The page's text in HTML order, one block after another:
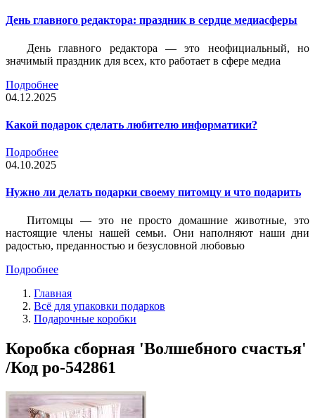
День главного редактора: праздник в сердце медиасферы
День главного редактора — это неофициальный, но
значимый праздник для всех, кто работает в сфере медиа
Подробнее
04.12.2025
Какой подарок сделать любителю информатики?
Подробнее
04.10.2025
Нужно ли делать подарки своему питомцу и что подарить
Питомцы — это не просто домашние животные, это
настоящие члены нашей семьи. Они наполняют наши дни
радостью, преданностью и безусловной любовью
Подробнее
Главная
Всё для упаковки подарков
Подарочные коробки
Коробка сборная 'Волшебного счастья'
/Код po-542861